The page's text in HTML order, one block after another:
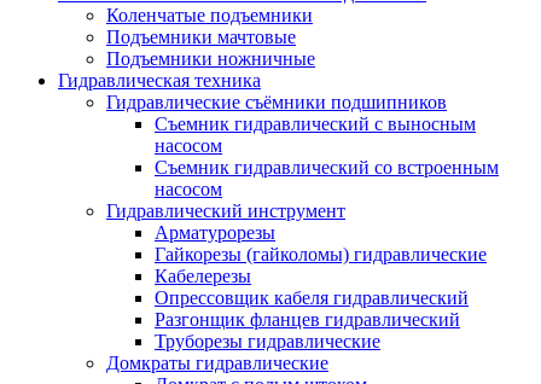
Коленчатые подъемники
Подъемники мачтовые
Подъемники ножничные
Гидравлическая техника
Гидравлические съёмники подшипников
Съемник гидравлический с выносным
насосом
Съемник гидравлический со встроенным
насосом
Гидравлический инструмент
Арматурорезы
Гайкорезы (гайколомы) гидравлические
Кабелерезы
Опрессовщик кабеля гидравлический
Разгонщик фланцев гидравлический
Труборезы гидравлические
Домкраты гидравлические